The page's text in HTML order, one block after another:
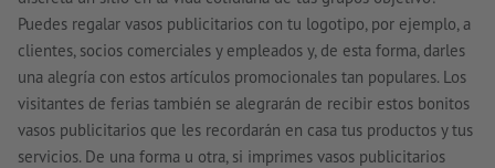
Puedes regalar vasos publicitarios con tu logotipo, por ejemplo, a
clientes, socios comerciales y empleados y, de esta forma, darles
una alegría con estos artículos promocionales tan populares. Los
visitantes de ferias también se alegrarán de recibir estos bonitos
vasos publicitarios que les recordarán en casa tus productos y tus
servicios. De una forma u otra, si imprimes vasos publicitarios